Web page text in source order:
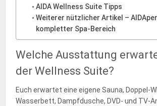
AIDA Wellness Suite Tipps
Weiterer nützlicher Artikel –
kompletter Spa-Bereich
Welche Ausstattung
der Wellness Suite?
Euch erwartet eine eigene Sauna, Doppel-
Wasserbett, Dampfdusche, DVD- und TV-